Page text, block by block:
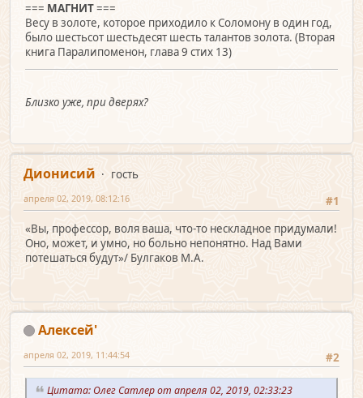
=== МАГНИТ===
Весу в золоте, которое приходило к Соломону в один год,
было шестьсот шестьдесят шесть талантов золота. (Вторая
книга Паралипоменон, глава 9 стих 13)
Близко уже, при дверях?
Дионисий
гость
#1
апреля 02, 2019, 08:12:16
«Вы, профессор, воля ваша, что-то нескладное придумали!
Оно, может, и умно, но больно непонятно. Над Вами
потешаться будут»/ Булгаков М.А.
Алексей'
#2
апреля 02, 2019, 11:44:54
Цитата: Олег Сатлер от апреля 02, 2019, 02:33:23